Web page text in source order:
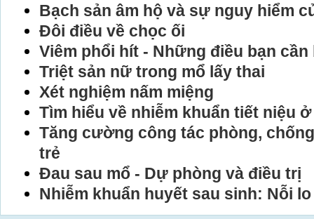
Bạch sản âm hộ và sự nguy hiểm
Đôi điều về chọc ối
Viêm phổi hít - Những điều bạn cần
Triệt sản nữ trong mổ lấy thai
Xét nghiệm nấm miệng
Tìm hiểu về nhiễm khuẩn tiết niệu
Tăng cường công tác phòng,
trẻ
Đau sau mổ - Dự phòng và điều trị
Nhiễm khuẩn huyết sau sinh: Nỗi